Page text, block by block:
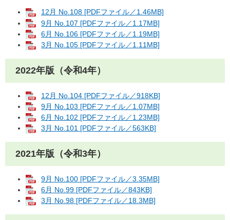
12月 No.108 [PDFファイル／1.46MB]
9月 No.107 [PDFファイル／1.17MB]
6月 No.106 [PDFファイル／1.19MB]
3月 No.105 [PDFファイル／1.11MB]
2022年版（令和4年）
12月 No.104 [PDFファイル／918KB]
9月 No.103 [PDFファイル／1.07MB]
6月 No.102 [PDFファイル／1.23MB]
3月 No.101 [PDFファイル／563KB]
2021年版（令和3年）
9月 No.100 [PDFファイル／3.35MB]
6月 No.99 [PDFファイル／843KB]
3月 No.98 [PDFファイル／18.3MB]